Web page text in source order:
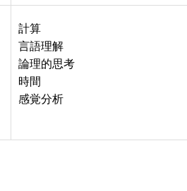
計算
言語理解
論理的思考
時間
感覚分析